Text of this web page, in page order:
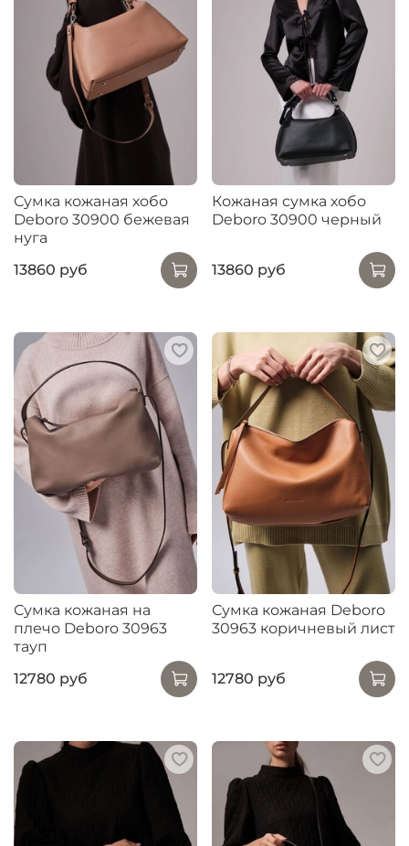
Сумка кожаная хобо
Deboro 30900 бежевая
нуга
13860 руб
Кожаная сумка хобо
Deboro 30900 черный
13860 руб
Сумка кожаная на
плечо Deboro 30963
тауп
12780 руб
Сумка кожаная Deboro
30963 коричневый лист
12780 руб